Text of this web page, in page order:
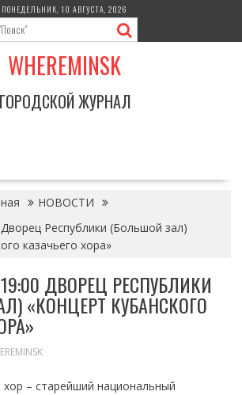
ПОНЕДЕЛЬНИК, 10 АВГУСТА, 2026
WHEREMINSK
ГОРОДСКОЙ ЖУРНАЛ
НОВОСТИ
Республики (Большой зал)
казачьего хора»
ДВОРЕЦ РЕСПУБЛИКИ
«КОНЦЕРТ КУБАНСКОГО
хор – старейший национальный